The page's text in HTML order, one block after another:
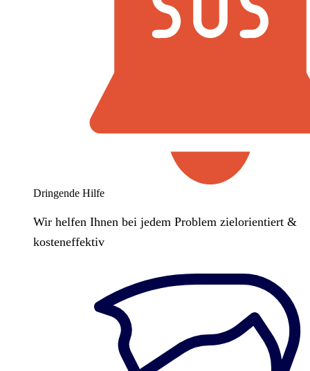
Dringende Hilfe
Wir helfen Ihnen bei jedem Problem zielorientiert &
kosteneffektiv